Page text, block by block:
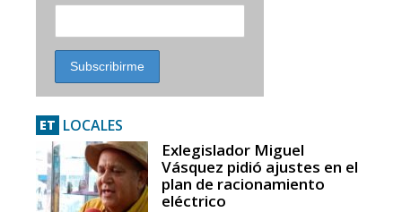
ET LOCALES
Exlegislador Miguel
Vásquez pidió ajustes en el
plan de racionamiento
eléctrico